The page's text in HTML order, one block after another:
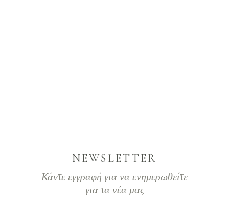
NEWSLETTER
Κάντε εγγραφή για να ενημερωθείτε
για τα νέα μας